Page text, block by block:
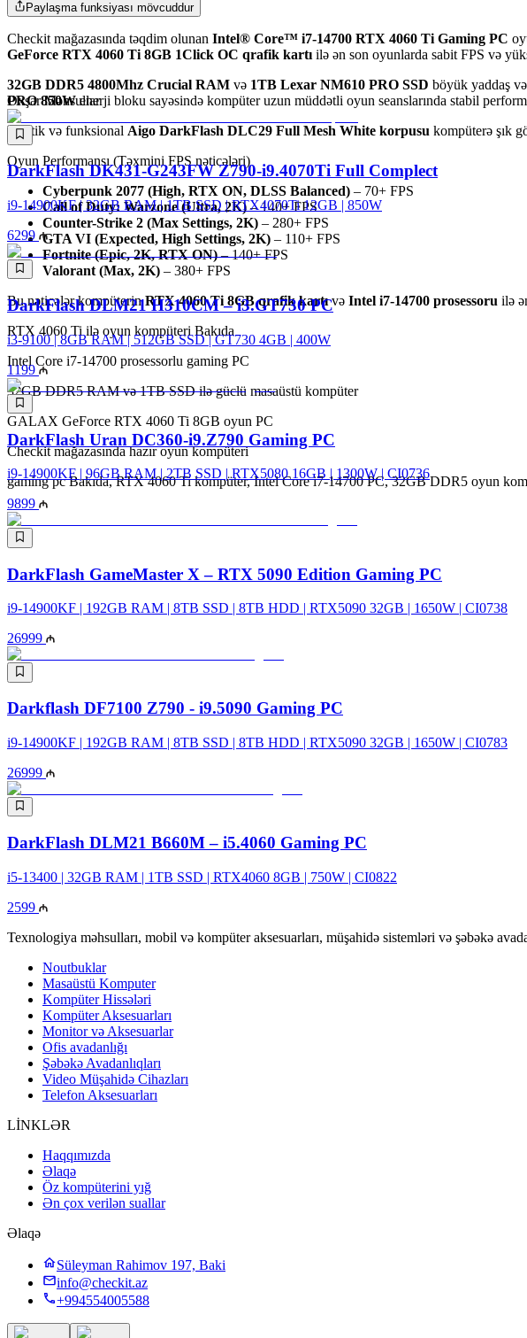
Paylaşma funksiyası mövcuddur
Checkit mağazasında təqdim olunan Intel® Core™ i7-14700 RTX 4060 Ti Gaming PC
GeForce RTX 4060 Ti 8GB 1Click OC qrafik kartı ilə ən son oyunlarda sabit FPS və
32GB DDR5 4800Mhz Crucial RAM və 1TB Lexar NM610 PRO SSD böyük yaddaş
PRO 850Wenerji bloku sayəsində kompüter uzun müddətli oyun seanslarında stabil
Estetik və funksional Aigo DarkFlash DLC29 Full Mesh White korpusu kompüterə şık
Oyun Performansı (Təxmini FPS nəticələri)
Cyberpunk 2077 (High, RTX ON, DLSS Balanced) – 70+ FPS
Call of Duty: Warzone (Ultra, 2K)– 140+ FPS
Counter-Strike 2 (Max Settings, 2K) – 280+ FPS
GTA VI (Expected, High Settings, 2K) – 110+ FPS
Fortnite (Epic, 2K, RTX ON)– 140+ FPS
Valorant (Max, 2K) – 380+ FPS
Bu nəticələr kompüterinRTX 4060 Ti 8GB qrafik kartıvə Intel i7-14700 prosessoru ilə
RTX 4060 Ti ilə oyun kompüteri Bakıda
Intel Core i7-14700 prosessorlu gaming PC
32GB DDR5 RAM və 1TB SSD ilə güclü masaüstü kompüter
GALAX GeForce RTX 4060 Ti 8GB oyun PC
Checkit mağazasında hazır oyun kompüteri
gaming pc Bakıda, RTX 4060 Ti kompüter, Intel Core i7-14700 PC, 32GB DDR5 oyun
Oxşar Məhsullar
DarkFlash DK431-G243FW Z790-i9.4070Ti Full Complect
i9-14900KF | 32GB RAM | 1TB SSD | RTX4070Ti 12GB | 850W
6299
DarkFlash DLM21 H310CM – i3.GT730 PC
i3-9100 | 8GB RAM | 512GB SSD | GT730 4GB | 400W
1199
DarkFlash Uran DC360-i9.Z790 Gaming PC
i9-14900KF | 96GB RAM | 2TB SSD | RTX5080 16GB | 1300W | CI0736
9899
DarkFlash GameMaster X – RTX 5090 Edition Gaming PC
i9-14900KF | 192GB RAM | 8TB SSD | 8TB HDD | RTX5090 32GB | 1650W | CI0738
26999
Darkflash DF7100 Z790 - i9.5090 Gaming PC
i9-14900KF | 192GB RAM | 8TB SSD | 8TB HDD | RTX5090 32GB | 1650W | CI0783
26999
DarkFlash DLM21 B660M – i5.4060 Gaming PC
i5-13400 | 32GB RAM | 1TB SSD | RTX4060 8GB | 750W | CI0822
2599
Texnologiya məhsulları, mobil və kompüter aksesuarları, müşahidə sistemləri və şəbəkə
Noutbuklar
Masaüstü Komputer
Kompüter Hissələri
Kompüter Aksesuarları
Monitor və Aksesuarlar
Ofis avadanlığı
Şəbəkə Avadanlıqları
Video Müşahidə Cihazları
Telefon Aksesuarları
LİNKLƏR
Haqqımızda
Əlaqə
Öz kompüterini yığ
Ən çox verilən suallar
Əlaqə
Süleyman Rahimov 197, Baki
info@checkit.az
+994554005588